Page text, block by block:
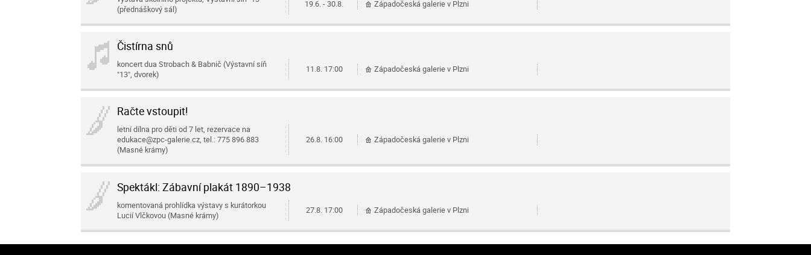
(přednáškový sál)
19.6. - 30.8. Západočeská galerie v Plzni
Čistírna snů
koncert dua Strobach & Babnič (Výstavní síň
"13", dvorek)
11.8. 17:00 Západočeská galerie v Plzni
Račte vstoupit!
letní dílna pro děti od 7 let, rezervace na
edukace@zpc-galerie.cz, tel.: 775 896 883
(Masné krámy)
26.8. 16:00 Západočeská galerie v Plzni
Spektákl: Zábavní plakát 1890–1938
komentovaná prohlídka výstavy s kurátorkou
Lucií Vlčkovou (Masné krámy)
27.8. 17:00 Západočeská galerie v Plzni